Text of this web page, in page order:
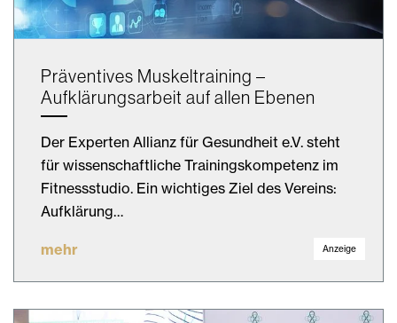
Präventives Muskeltraining –
Aufklärungsarbeit auf allen Ebenen
Der Experten Allianz für Gesundheit e.V. steht
für wissenschaftliche Trainingskompetenz im
Fitnessstudio. Ein wichtiges Ziel des Vereins:
Aufklärung…
mehr Anzeige